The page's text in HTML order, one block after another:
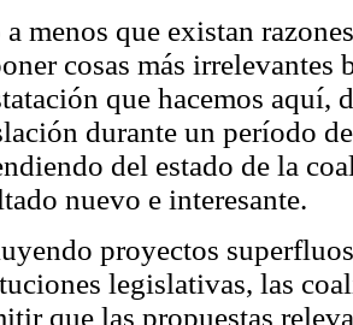
a menos que existan
cosas más
que hacemos aquí,
durante un período
del estado de la
nuevo e interesante.
proyectos
legislativas, las
que las propuestas